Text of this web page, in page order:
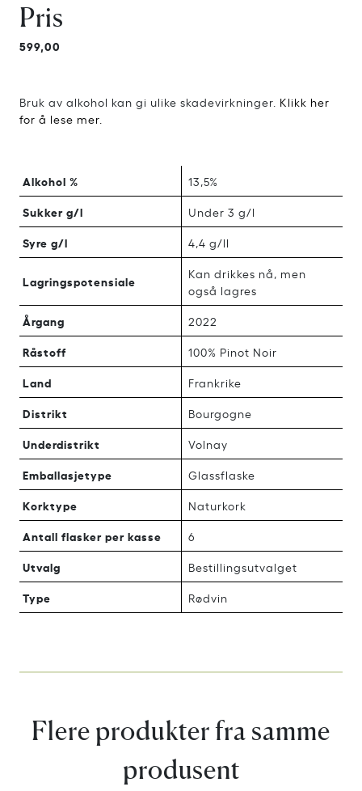
Pris
599,00
Bruk av alkohol kan gi ulike skadevirkninger. Klikk her
for å lese mer.
Alkohol % 13,5%
Sukker g/l Under 3 g/l
Syre g/l 4,4 g/ll
Lagringspotensiale
Kan drikkes nå, men
også lagres
Årgang 2022
Råstoff 100% Pinot Noir
Land Frankrike
Distrikt Bourgogne
Underdistrikt Volnay
Emballasjetype Glassflaske
Korktype Naturkork
Antall flasker per kasse 6
Utvalg Bestillingsutvalget
Type Rødvin
Flere produkter fra samme
produsent